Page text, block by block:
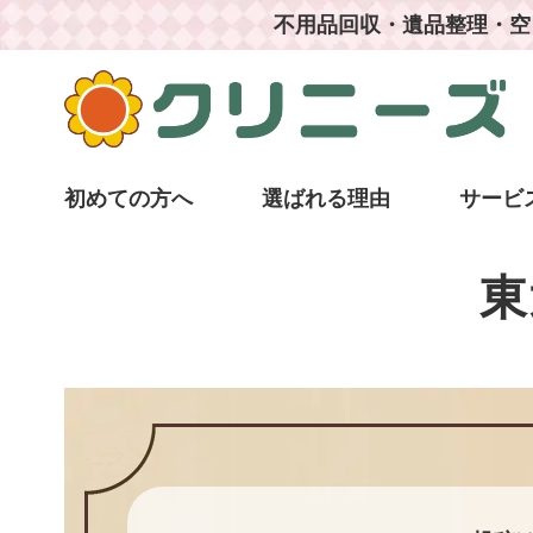
不用品回収・遺品整理・
初めての方へ 選ばれる理由 サービ